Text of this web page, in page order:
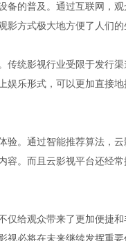
备的普及。通过互联网，
方式极大地方便了人们
传统影视行业受限于发行
娱乐形式，可以更加直接
验。通过智能推荐算法，
容。而且云影视平台还经
给观众带来了更加便捷
必将在未来继续发挥重